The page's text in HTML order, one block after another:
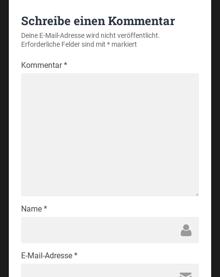
Schreibe einen Kommentar
Deine E-Mail-Adresse wird nicht veröffentlicht.
Erforderliche Felder sind mit *markiert
Kommentar*
Name *
E-Mail-Adresse *